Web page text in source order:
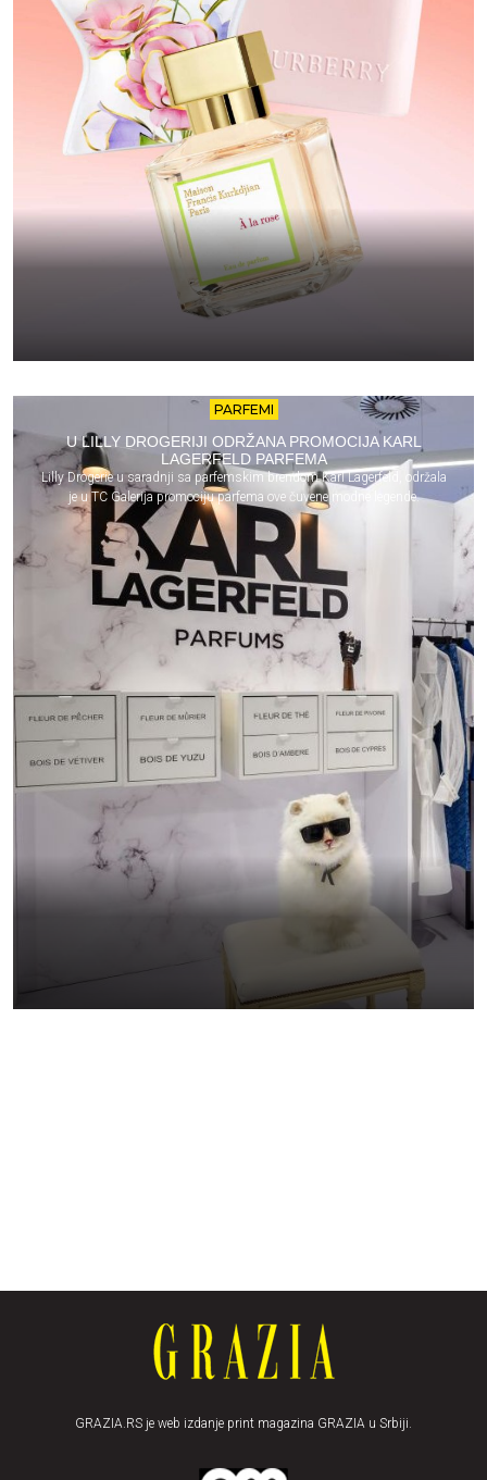
PARFEMI
U LILLY DROGERIJI ODRŽANA PROMOCIJA KARL
LAGERFELD PARFEMA
Lilly Drogerie u saradnji sa parfemskim brendom Karl Lagerfeld, održala
je u TC Galerija promociju parfema ove čuvene modne legende.
GRAZIA.RS je web izdanje print magazina GRAZIA u Srbiji.